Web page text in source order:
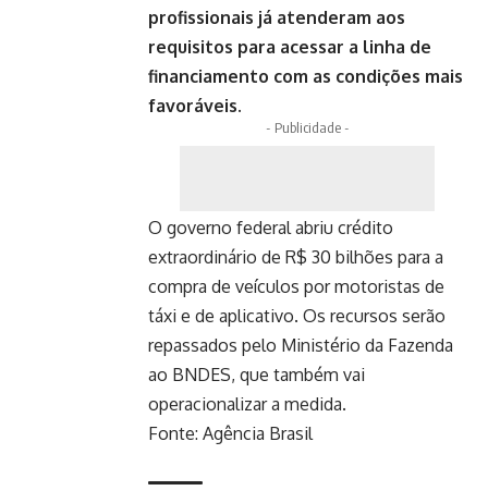
profissionais já atenderam aos
requisitos para acessar a linha de
financiamento com as condições mais
favoráveis.
- Publicidade -
O governo federal abriu crédito
extraordinário de R$ 30 bilhões para a
compra de veículos por motoristas de
táxi e de aplicativo. Os recursos serão
repassados pelo Ministério da Fazenda
ao BNDES, que também vai
operacionalizar a medida.
Fonte: Agência Brasil